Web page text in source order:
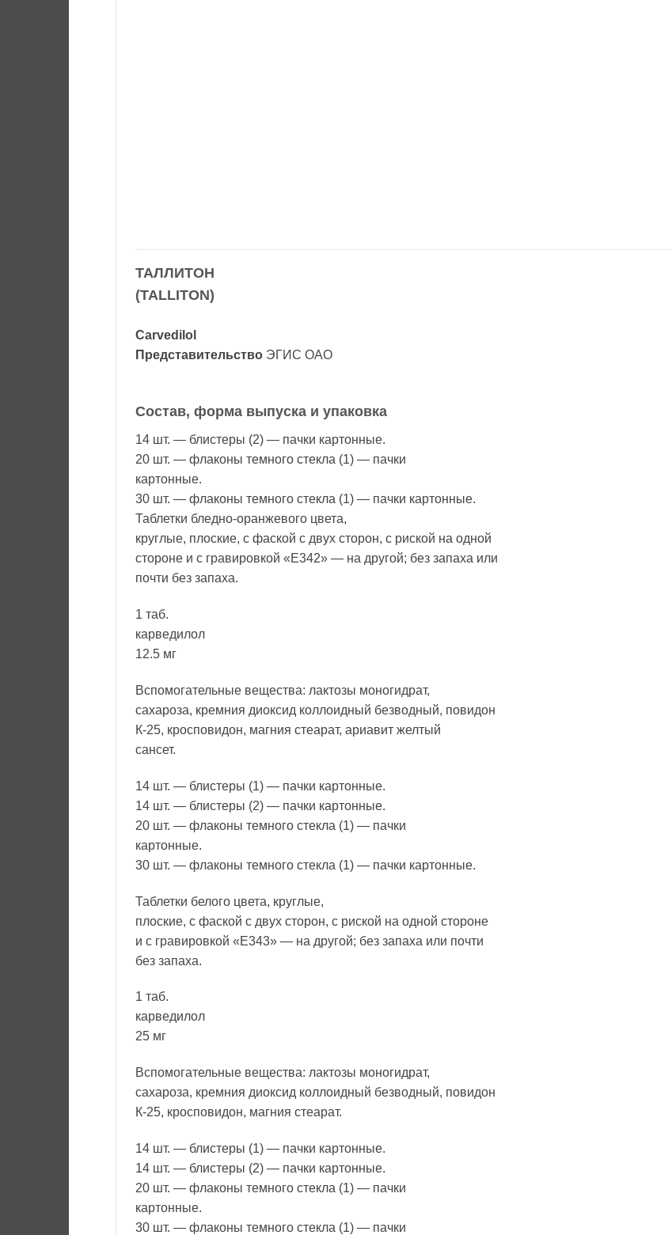
ТАЛЛИТОН
(TALLITON)
Carvedilol
Представительство ЭГИС ОАО
Состав, форма выпуска и упаковка
14 шт. — блистеры (2) — пачки картонные.
20 шт. — флаконы темного стекла (1) — пачки
картонные.
30 шт. — флаконы темного стекла (1) — пачки картонные.
Таблетки бледно-оранжевого цвета,
круглые, плоские, с фаской с двух сторон, с риской на одной
стороне и с гравировкой «Е342» — на другой; без запаха или
почти без запаха.
1 таб.
карведилол
12.5 мг
Вспомогательные вещества: лактозы моногидрат,
сахароза, кремния диоксид коллоидный безводный, повидон
К-25, кросповидон, магния стеарат, ариавит желтый
сансет.
14 шт. — блистеры (1) — пачки картонные.
14 шт. — блистеры (2) — пачки картонные.
20 шт. — флаконы темного стекла (1) — пачки
картонные.
30 шт. — флаконы темного стекла (1) — пачки картонные.
Таблетки белого цвета, круглые,
плоские, с фаской с двух сторон, с риской на одной стороне
и с гравировкой «Е343» — на другой; без запаха или почти
без запаха.
1 таб.
карведилол
25 мг
Вспомогательные вещества: лактозы моногидрат,
сахароза, кремния диоксид коллоидный безводный, повидон
К-25, кросповидон, магния стеарат.
14 шт. — блистеры (1) — пачки картонные.
14 шт. — блистеры (2) — пачки картонные.
20 шт. — флаконы темного стекла (1) — пачки
картонные.
30 шт. — флаконы темного стекла (1) — пачки